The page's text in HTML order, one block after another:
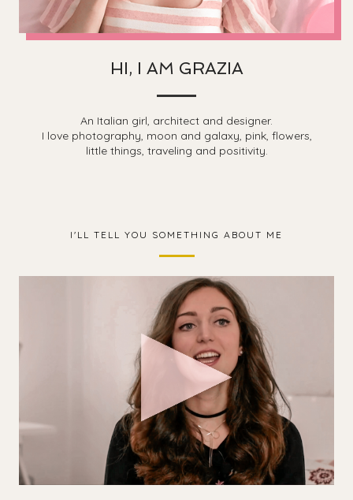
HI, I AM GRAZIA
An Italian girl, architect and designer.
I love photography, moon and galaxy, pink, flowers,
little things, traveling and positivity.
I'LL TELL YOU SOMETHING ABOUT ME